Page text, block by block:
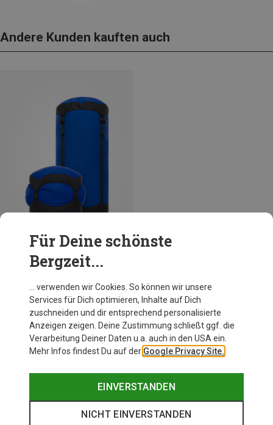
Andere Kunden kauften auch
Du sparst bis 30%
Für Deine schönste
Bergzeit...
… verwenden wir Cookies. So können wir unsere
Services für Dich optimieren, Inhalte auf Dich
zuschneiden und dir entsprechend personalisierte
Anzeigen zeigen. Deine Zustimmung schließt ggf. die
Verarbeitung Deiner Daten u.a. auch in den USA ein.
Mehr Infos findest Du auf der Google Privacy Site.
EINVERSTANDEN
NICHT EINVERSTANDEN